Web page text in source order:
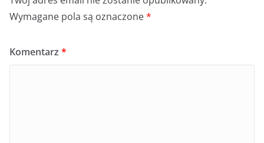
Wymagane pola są oznaczone*
Komentarz *